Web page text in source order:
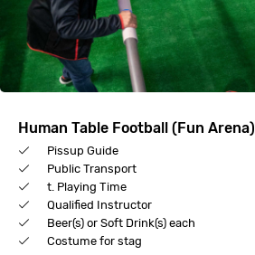
Human Table Football (Fun Arena)
Pissup Guide
Public Transport
t. Playing Time
Qualified Instructor
Beer(s) or Soft Drink(s) each
Costume for stag